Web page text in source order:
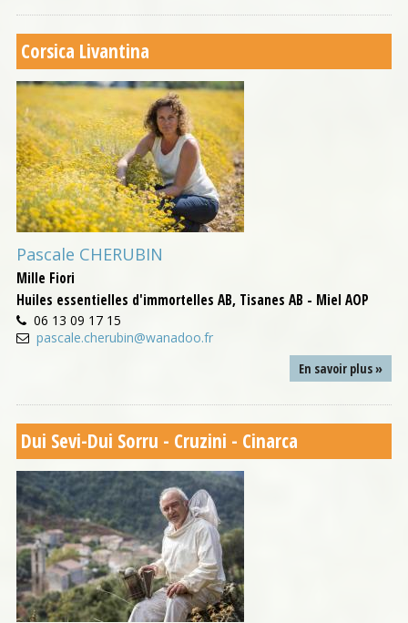
Corsica Livantina
Pascale CHERUBIN
Mille Fiori
Huiles essentielles d'immortelles AB, Tisanes AB - Miel AOP
06 13 09 17 15
pascale.cherubin@wanadoo.fr
En savoir plus »
Dui Sevi-Dui Sorru - Cruzini - Cinarca